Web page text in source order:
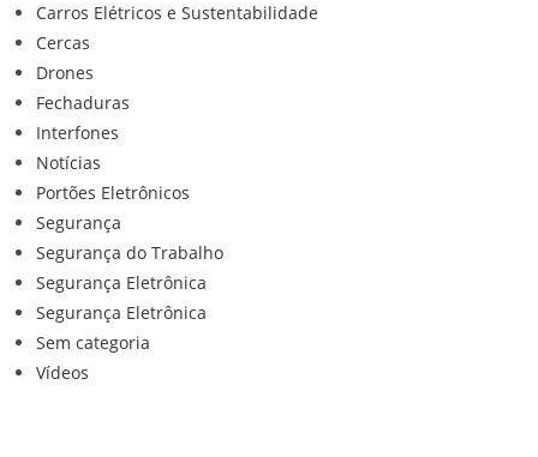
Carros Elétricos e Sustentabilidade
Cercas
Drones
Fechaduras
Interfones
Notícias
Portões Eletrônicos
Segurança
Segurança do Trabalho
Segurança Eletrônica
Segurança Eletrônica
Sem categoria
Vídeos